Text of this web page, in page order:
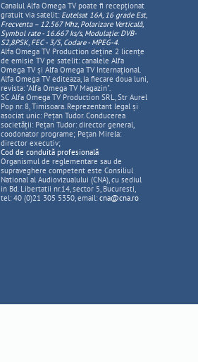
Canalul Alfa Omega TV poate fi recepționat
gratuit via satelit: Eutelsat 16A, 16 grade Est,
Frecventa – 12.567 Mhz, PolarizareVerticală,
Symbol rate - 16.667 ks/s, Modulație: DVB-
S2,8PSK, FEC - 3/5, Codare - MPEG-4.
Alfa Omega TV Production deține 2 licențe
de emisie TV pe satelit: canalele Alfa
Omega TV și Alfa Omega TV Internațional.
Alfa Omega TV editeaza, la fiecare doua luni,
revista: "Alfa Omega TV Magazin".
SC Alfa Omega TV Production SRL, Str Aurel
Pop nr. 8, Timisoara. Reprezentant legal și
asociat unic: Pețan Tudor. Conducerea
societății: Pețan Tudor: director general,
coodonator programe; Pețan Mirela:
director executiv;
Cod de conduită profesională
Organismul de reglementare sau de
supraveghere competent este Consiliul
National al Audiovizualului (CNA), cu sediul
in Bd. Libertatii nr.14, sector 5, Bucuresti,
tel: 40 (0)21 305 5350, email: cna@cna.ro